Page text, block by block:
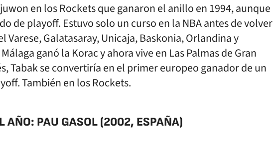
en los Rockets que ganaron el anillo en 1994, aunque
de playoff. Estuvo solo un curso en la NBA antes de volver
Varese, Galatasaray, Unicaja, Baskonia, Orlandina y
ganó la Korac y ahora vive en Las Palmas de Gran
Tabak se convertiría en el primer europeo ganador de un
También en los Rockets.
AÑO: PAU GASOL (2002, ESPAÑA)